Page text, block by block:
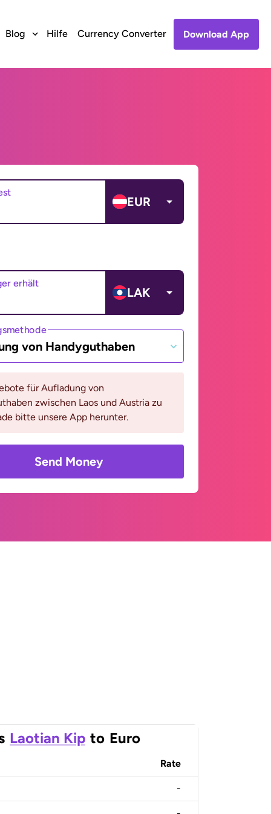
Blog Hilfe Currency Converter Download App
EUR
erhält
LAK
von Handyguthaben
für Aufladung von
zwischen Laos und Austria zu
bitte unsere App herunter.
Send Money
Laotian Kip to Euro
Rate
-